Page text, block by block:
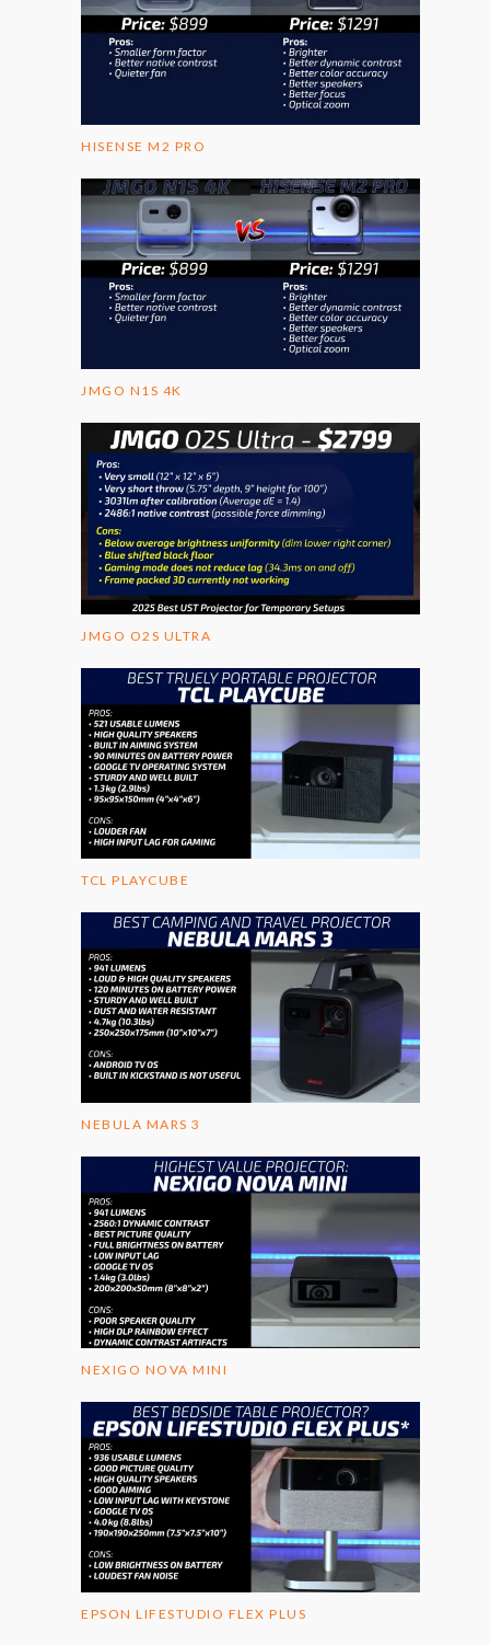
HISENSE M2 PRO
JMGO N1S 4K
JMGO O2S ULTRA
TCL PLAYCUBE
NEBULA MARS 3
NEXIGO NOVA MINI
EPSON LIFESTUDIO FLEX PLUS